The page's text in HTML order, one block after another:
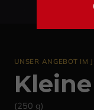
UNSER ANGEBOT IM
(250 g)